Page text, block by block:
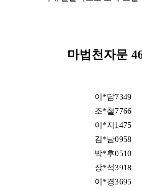
마법천자문
이*담7349
조*철7766
이*지1475
김*남0958
박*후0510
장*석3918
이*경3695